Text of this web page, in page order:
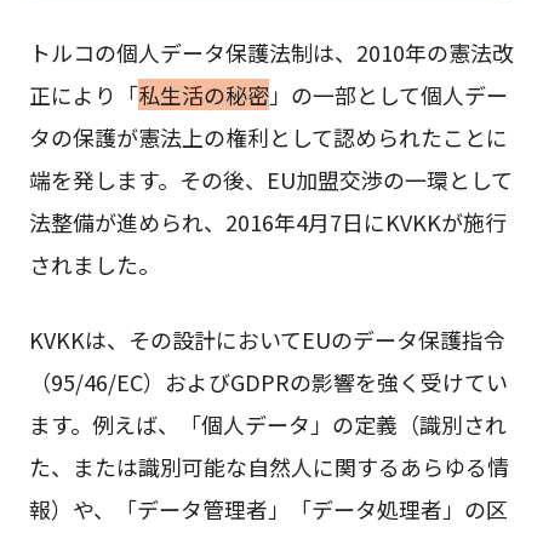
トルコの個人データ保護法制は、2010年の憲法改
正により「私生活の秘密」の一部として個人デー
タの保護が憲法上の権利として認められたことに
端を発します。その後、EU加盟交渉の一環として
法整備が進められ、2016年4月7日にKVKKが施行
されました。
KVKKは、その設計においてEUのデータ保護指令
（95/46/EC）およびGDPRの影響を強く受けてい
ます。例えば、「個人データ」の定義（識別され
た、または識別可能な自然人に関するあらゆる情
報）や、「データ管理者」「データ処理者」の区